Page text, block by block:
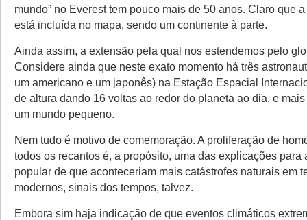
mundo” no Everest tem pouco mais de 50 anos. Claro que
está incluída no mapa, sendo um continente à parte.
Ainda assim, a extensão pela qual nos estendemos pelo
Considere ainda que neste exato momento há três
um americano e um japonês) na Estação Espacial
de altura dando 16 voltas ao redor do planeta ao dia, e
um mundo pequeno.
Nem tudo é motivo de comemoração. A proliferação de
todos os recantos é, a propósito, uma das explicações para
popular de que aconteceriam mais catástrofes naturais em
modernos, sinais dos tempos, talvez.
Embora sim haja indicação de que eventos climáticos